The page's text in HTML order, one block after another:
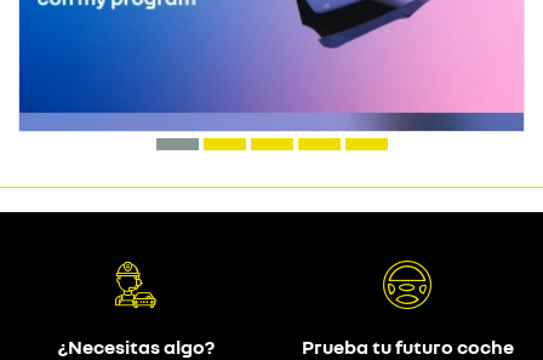
¿Necesitas algo?
Prueba tu futuro coche